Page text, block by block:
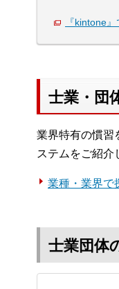
『kintone
士業・団
業界特有の慣習
ステムをご紹介
業種・業界で
士業団体